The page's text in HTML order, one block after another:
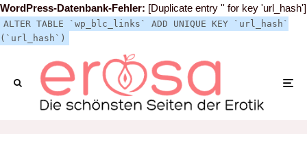
WordPress-Datenbank-Fehler: [Duplicate entry '' for key 'url_hash']
ALTER TABLE `wp_blc_links` ADD UNIQUE KEY `url_hash`
(`url_hash`)